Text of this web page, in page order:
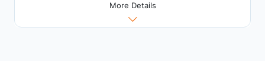
More Details